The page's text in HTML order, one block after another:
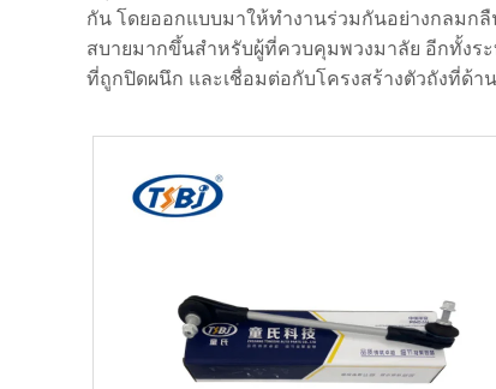
กัน โดยออกแบบมาให้ทำงานร่วมกันอย่างกลมก
สบายมากขึ้นสำหรับผู้ที่ควบคุมพวงมาลัย อีกทั้งระ
ที่ถูกปิดผนึก และเชื่อมต่อกับโครงสร้างตัวถังที่ด้